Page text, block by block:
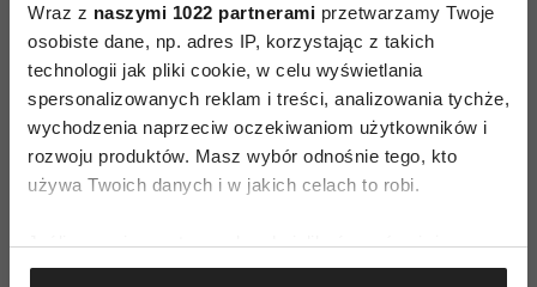
Wraz z naszymi 1022 partnerami przetwarzamy Twoje
osobiste dane, np. adres IP, korzystając z takich
technologii jak pliki cookie, w celu wyświetlania
spersonalizowanych reklam i treści, analizowania tychże,
wychodzenia naprzeciw oczekiwaniom użytkowników i
rozwoju produktów. Masz wybór odnośnie tego, kto
używa Twoich danych i w jakich celach to robi.
Jeśli wyrazisz na to zgodę, chcielibyśmy również:
Gromadzić dane dotyczące Twojej lokalizacji